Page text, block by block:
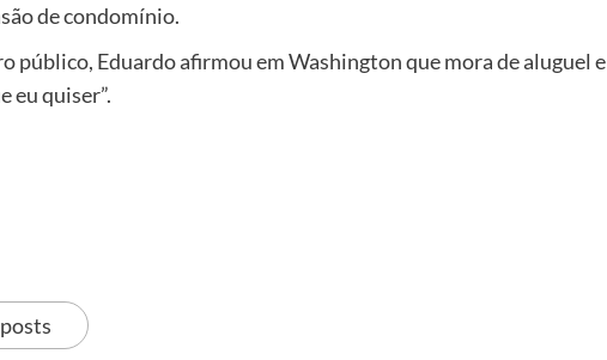
de condomínio.
público, Eduardo afirmou em Washington que mora de aluguel e
eu quiser”.